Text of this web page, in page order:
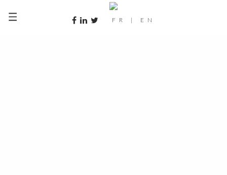
FR | EN